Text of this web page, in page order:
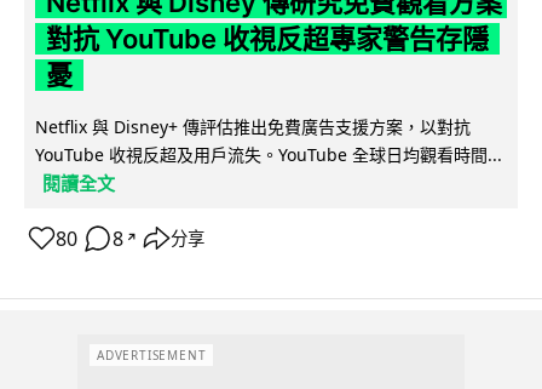
對抗 YouTube 收視反超專家警告存隱
憂
Netflix 與 Disney+ 傳評估推出免費廣告支援方案，以對抗
YouTube 收視反超及用戶流失。YouTube 全球日均觀看時間...
閱讀全文
80 8 ↗ 分享
ADVERTISEMENT